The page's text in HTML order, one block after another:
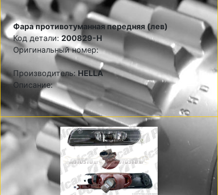
Фара противотуманная передняя (лев)
Код детали: 200829-H
Оригинальный номер:
Производитель: HELLA
Описание: